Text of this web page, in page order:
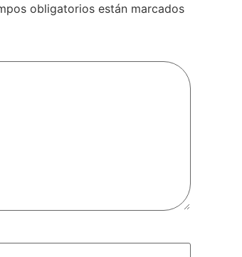
obligatorios están marcados